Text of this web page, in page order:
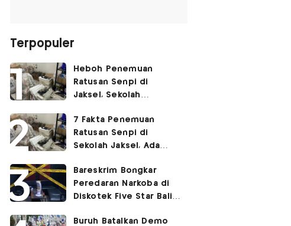
Terpopuler
Heboh Penemuan
Ratusan Senpi di
Jaksel, Sekolah
Kegiatan Eskul
Menembak
7 Fakta Penemuan
Ratusan Senpi di
Sekolah Jaksel, Ada
Ruang Bunker
Bareskrim Bongkar
Peredaran Narkoba di
Diskotek Five Star Bali,
Buruh Batalkan Demo